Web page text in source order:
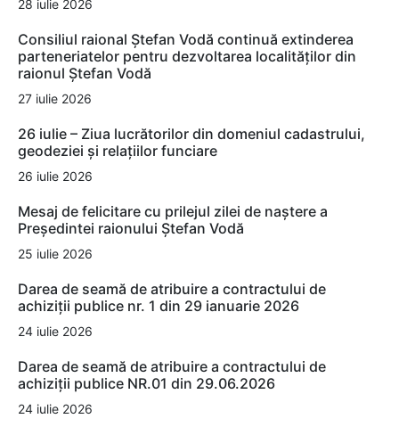
28 iulie 2026
Consiliul raional Ștefan Vodă continuă extinderea
parteneriatelor pentru dezvoltarea localităților din
raionul Ștefan Vodă
27 iulie 2026
26 iulie – Ziua lucrătorilor din domeniul cadastrului,
geodeziei și relațiilor funciare
26 iulie 2026
Mesaj de felicitare cu prilejul zilei de naștere a
Președintei raionului Ștefan Vodă
25 iulie 2026
Darea de seamă de atribuire a contractului de
achiziții publice nr. 1 din 29 ianuarie 2026
24 iulie 2026
Darea de seamă de atribuire a contractului de
achiziții publice NR.01 din 29.06.2026
24 iulie 2026